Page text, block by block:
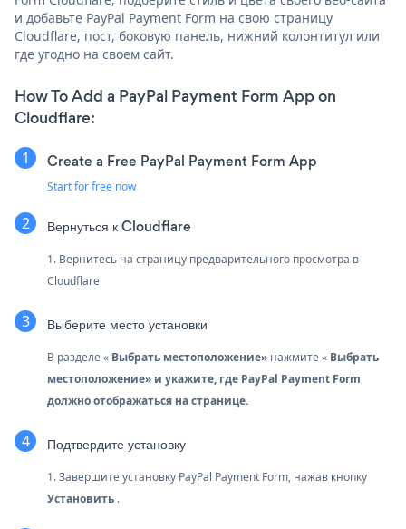
и добавьте PayPal Payment Form на свою страницу
Cloudflare, пост, боковую панель, нижний колонтитул или
где угодно на своем сайт.
How To Add a PayPal Payment Form App on
Cloudflare:
Create a Free PayPal Payment Form App
Start for free now
Вернуться к Cloudflare
1. Вернитесь на страницу предварительного просмотра в
Cloudflare
Выберите место установки
В разделе « Выбрать местоположение» нажмите « Выбрать
местоположение» и укажите, где PayPal Payment Form
должно отображаться на странице.
Подтвердите установку
1. Завершите установку PayPal Payment Form, нажав кнопку
Установить .